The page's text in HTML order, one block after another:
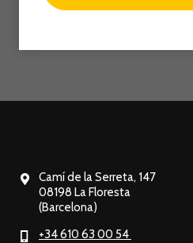
Camí de la Serreta, 147
08198 La Floresta
(Barcelona)
+34 610 63 00 54